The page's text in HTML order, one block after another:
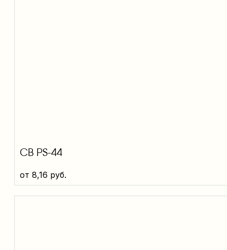
CB PS-44
от 8,16 руб.